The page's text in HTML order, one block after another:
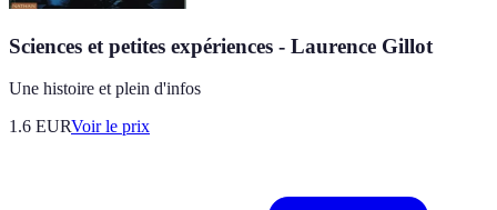
Sciences et petites expériences - Laurence Gillot
Une histoire et plein d'infos
1.6 EURVoir le prix